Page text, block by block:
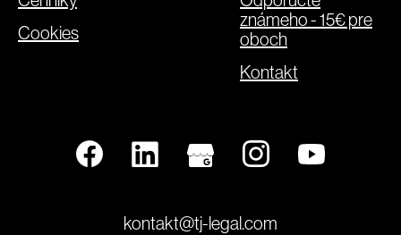
Cookies
známeho - 15€ pre
oboch
Kontakt
kontakt@tj-legal.com